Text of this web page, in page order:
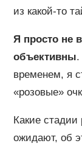
из какой-то
Я просто не
объективны.
временем, я
«розовые»
Какие
ожидают, об